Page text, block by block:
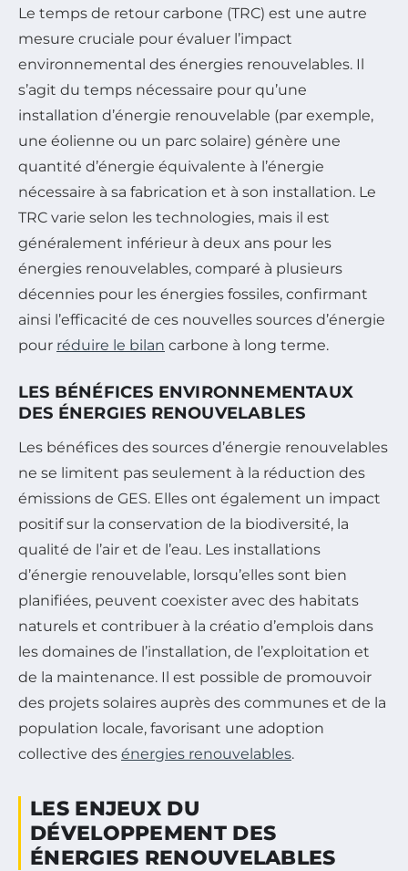
Le temps de retour carbone (TRC) est une autre
mesure cruciale pour évaluer l’impact
environnemental des énergies renouvelables. Il
s’agit du temps nécessaire pour qu’une
installation d’énergie renouvelable (par exemple,
une éolienne ou un parc solaire) génère une
quantité d’énergie équivalente à l’énergie
nécessaire à sa fabrication et à son installation. Le
TRC varie selon les technologies, mais il est
généralement inférieur à deux ans pour les
énergies renouvelables, comparé à plusieurs
décennies pour les énergies fossiles, confirmant
ainsi l’efficacité de ces nouvelles sources d’énergie
pour réduire le bilan carbone à long terme.
LES BÉNÉFICES ENVIRONNEMENTAUX
DES ÉNERGIES RENOUVELABLES
Les bénéfices des sources d’énergie renouvelables
ne se limitent pas seulement à la réduction des
émissions de GES. Elles ont également un impact
positif sur la conservation de la biodiversité, la
qualité de l’air et de l’eau. Les installations
d’énergie renouvelable, lorsqu’elles sont bien
planifiées, peuvent coexister avec des habitats
naturels et contribuer à la créatio d’emplois dans
les domaines de l’installation, de l’exploitation et
de la maintenance. Il est possible de promouvoir
des projets solaires auprès des communes et de la
population locale, favorisant une adoption
collective des énergies renouvelables.
LES ENJEUX DU
DÉVELOPPEMENT DES
ÉNERGIES RENOUVELABLES